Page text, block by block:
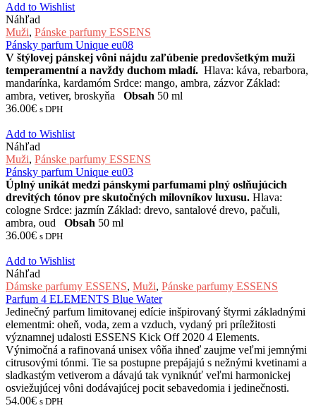
Add to Wishlist
Náhľad
Muži, Pánske parfumy ESSENS
Pánsky parfum Unique eu08
V štýlovej pánskej vôni nájdu zaľúbenie predovšetkým muži
temperamentní a navždy duchom mladí. Hlava: káva, rebarbora,
mandarínka, kardamóm Srdce: mango, ambra, zázvor Základ:
ambra, vetiver, broskyňa Obsah 50 ml
36.00€ s DPH
Add to Wishlist
Náhľad
Muži, Pánske parfumy ESSENS
Pánsky parfum Unique eu03
Úplný unikát medzi pánskymi parfumami plný oslňujúcich
drevitých tónov pre skutočných milovníkov luxusu. Hlava:
cologne Srdce: jazmín Základ: drevo, santalové drevo, pačuli,
ambra, oud Obsah 50 ml
36.00€ s DPH
Add to Wishlist
Náhľad
Dámske parfumy ESSENS, Muži, Pánske parfumy ESSENS
Parfum 4 ELEMENTS Blue Water
Jedinečný parfum limitovanej edície inšpirovaný štyrmi základnými
elementmi: oheň, voda, zem a vzduch, vydaný pri príležitosti
významnej udalosti ESSENS Kick Off 2020 4 Elements.
Výnimočná a rafinovaná unisex vôňa ihneď zaujme veľmi jemnými
citrusovými tónmi. Tie sa postupne prepájajú s nežnými kvetinami a
sladkastým vetiverom a dávajú tak vyniknúť veľmi harmonickej
osviežujúcej vôni dodávajúcej pocit sebavedomia i jedinečnosti.
54.00€ s DPH